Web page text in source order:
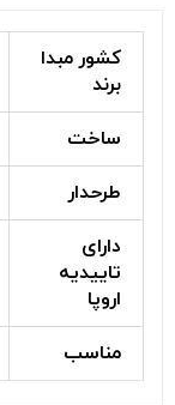
کشور مبدا
برند
ساخت
طرحدار
دارای
تاییدیه
اروپا
مناسب